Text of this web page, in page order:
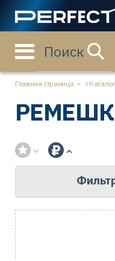
Поиск
Главная страница Каталог